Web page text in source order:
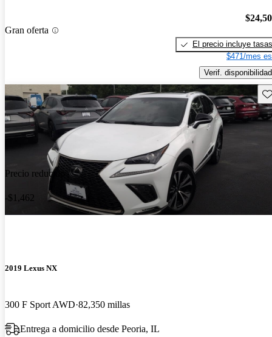
Gran oferta
El precio incluye tasas
$471/mes
Verif. disponibilidad
Precio reducido
-$1,462
2019 Lexus NX
300 F Sport AWD 82,350 millas
Entrega a domicilio desde Peoria, IL